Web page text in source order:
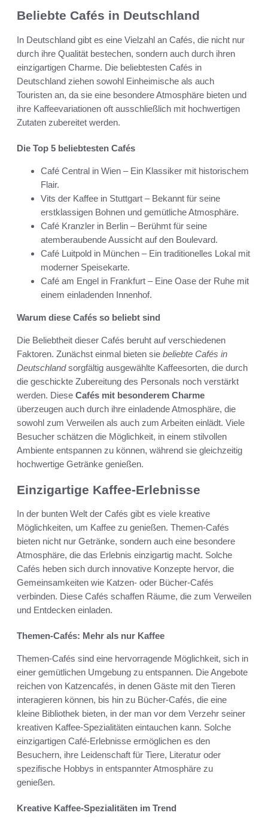
Beliebte Cafés in Deutschland
In Deutschland gibt es eine Vielzahl an Cafés, die nicht nur
durch ihre Qualität bestechen, sondern auch durch ihren
einzigartigen Charme. Die beliebtesten Cafés in
Deutschland ziehen sowohl Einheimische als auch
Touristen an, da sie eine besondere Atmosphäre bieten und
ihre Kaffeevariationen oft ausschließlich mit hochwertigen
Zutaten zubereitet werden.
Die Top 5 beliebtesten Cafés
Café Central in Wien – Ein Klassiker mit historischem
Flair.
Vits der Kaffee in Stuttgart – Bekannt für seine
erstklassigen Bohnen und gemütliche Atmosphäre.
Café Kranzler in Berlin – Berühmt für seine
atemberaubende Aussicht auf den Boulevard.
Café Luitpold in München – Ein traditionelles Lokal mit
moderner Speisekarte.
Café am Engel in Frankfurt – Eine Oase der Ruhe mit
einem einladenden Innenhof.
Warum diese Cafés so beliebt sind
Die Beliebtheit dieser Cafés beruht auf verschiedenen
Faktoren. Zunächst einmal bieten sie beliebte Cafés in
Deutschlandsorgfältig ausgewählte Kaffeesorten, die durch
die geschickte Zubereitung des Personals noch verstärkt
werden. Diese Cafés mit besonderem Charme
überzeugen auch durch ihre einladende Atmosphäre, die
sowohl zum Verweilen als auch zum Arbeiten einlädt. Viele
Besucher schätzen die Möglichkeit, in einem stilvollen
Ambiente entspannen zu können, während sie gleichzeitig
hochwertige Getränke genießen.
Einzigartige Kaffee-Erlebnisse
In der bunten Welt der Cafés gibt es viele kreative
Möglichkeiten, um Kaffee zu genießen. Themen-Cafés
bieten nicht nur Getränke, sondern auch eine besondere
Atmosphäre, die das Erlebnis einzigartig macht. Solche
Cafés heben sich durch innovative Konzepte hervor, die
Gemeinsamkeiten wie Katzen- oder Bücher-Cafés
verbinden. Diese Cafés schaffen Räume, die zum Verweilen
und Entdecken einladen.
Themen-Cafés: Mehr als nur Kaffee
Themen-Cafés sind eine hervorragende Möglichkeit, sich in
einer gemütlichen Umgebung zu entspannen. Die Angebote
reichen von Katzencafés, in denen Gäste mit den Tieren
interagieren können, bis hin zu Bücher-Cafés, die eine
kleine Bibliothek bieten, in der man vor dem Verzehr seiner
kreativen Kaffee-Spezialitäten eintauchen kann. Solche
einzigartigen Café-Erlebnisse ermöglichen es den
Besuchern, ihre Leidenschaft für Tiere, Literatur oder
spezifische Hobbys in entspannter Atmosphäre zu
genießen.
Kreative Kaffee-Spezialitäten im Trend